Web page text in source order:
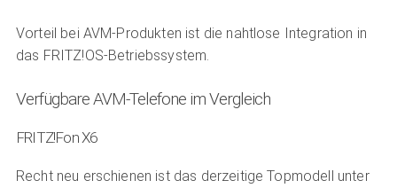
Vorteil bei AVM-Produkten ist die nahtlose Integration in
das FRITZ!OS-Betriebssystem.
Verfügbare AVM-Telefone im Vergleich
FRITZ!Fon X6
Recht neu erschienen ist das derzeitige Topmodell unter